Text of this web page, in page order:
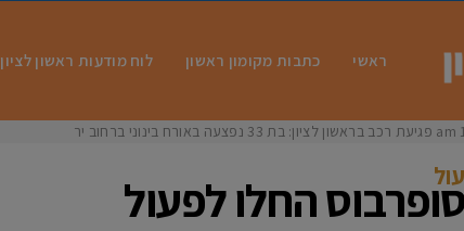
ראשי כתבות מקומון ראשון לוח מודעות ראשון לציון
פגיעת רכב בראשון לציון: בת 33 נפצעה באורח בינוני ברחוב ירושל
סופרבוס החלו לפעול